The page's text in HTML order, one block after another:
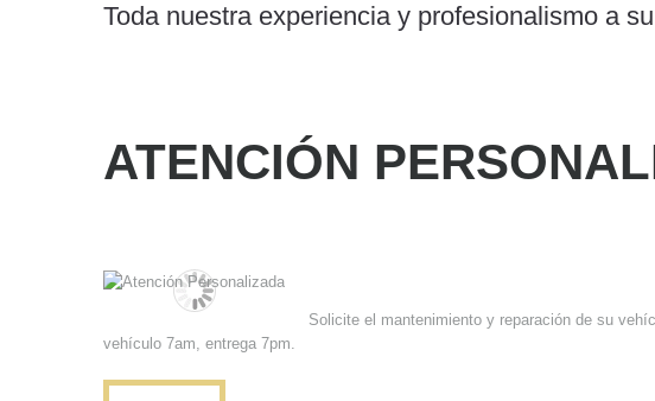
Toda nuestra experiencia y profesionalismo a
ATENCIÓN
Solicite el mantenimiento y reparación de su
vehículo 7am, entrega 7pm.